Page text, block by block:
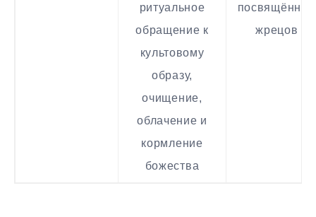
ритуальное
обращение к
культовому
образу,
очищение,
облачение и
кормление
божества
посвящённых
жрецов